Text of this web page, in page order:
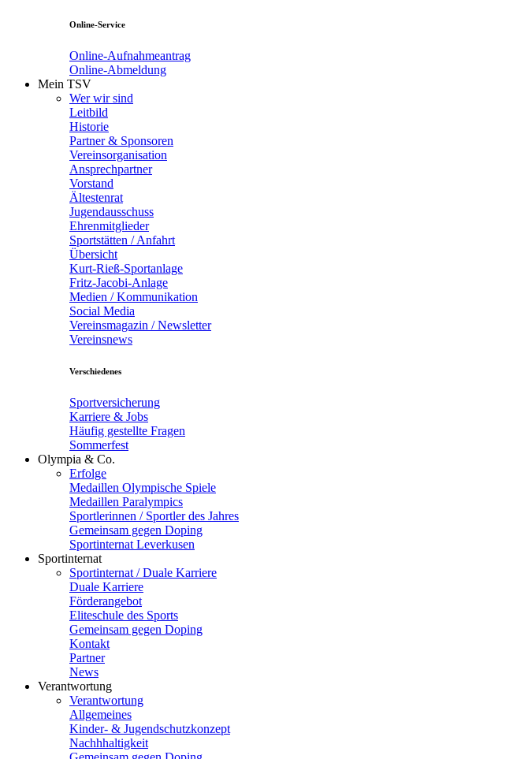
Online-Service
Online-Aufnahmeantrag
Online-Abmeldung
Mein TSV
Wer wir sind
Leitbild
Historie
Partner & Sponsoren
Vereinsorganisation
Ansprechpartner
Vorstand
Ältestenrat
Jugendausschuss
Ehrenmitglieder
Sportstätten / Anfahrt
Übersicht
Kurt-Rieß-Sportanlage
Fritz-Jacobi-Anlage
Medien / Kommunikation
Social Media
Vereinsmagazin / Newsletter
Vereinsnews
Verschiedenes
Sportversicherung
Karriere & Jobs
Häufig gestellte Fragen
Sommerfest
Olympia & Co.
Erfolge
Medaillen Olympische Spiele
Medaillen Paralympics
Sportlerinnen / Sportler des Jahres
Gemeinsam gegen Doping
Sportinternat Leverkusen
Sportinternat
Sportinternat / Duale Karriere
Duale Karriere
Förderangebot
Eliteschule des Sports
Gemeinsam gegen Doping
Kontakt
Partner
News
Verantwortung
Verantwortung
Allgemeines
Kinder- & Jugendschutzkonzept
Nachhhaltigkeit